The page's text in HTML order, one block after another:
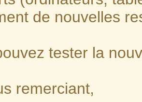
de nouvelles
tester la
remerciant,